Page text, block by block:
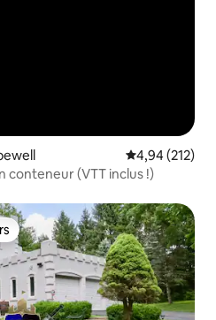
Évaluation
4,94 (212)
conteneur (VTT inclus !)
plus appréciés